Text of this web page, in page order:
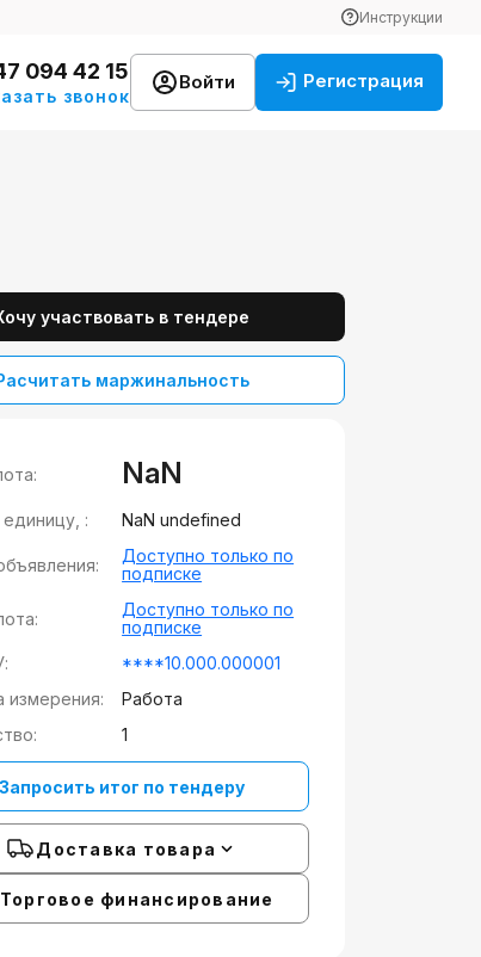
Инструкции
094 42 15
звонок
Войти Регистрация
участвовать в тендере
маржинальность
NaN
: NaN undefined
Доступно только по
подписке
Доступно только по
подписке
****10.000.000001
измерения:
Работа
1
Запросить итог по тендеру
Доставка товара
Торговое финансирование